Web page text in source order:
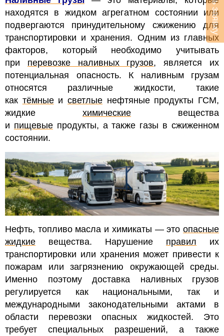
находятся в жидком агрегатном состоянии или
подвергаются принудительному сжижению для
транспортировки и хранения. Одним из главных
факторов, который необходимо учитывать
при перевозке наливных грузов, является их
потенциальная опасность. К наливным грузам
относятся различные жидкости, такие
как тёмныеисветлые нефтяные продукты ГСМ,
жидкие химические вещества
и пищевыепродукты, а также газы в сжиженном
состоянии.
Нефть, топливо масла и химикаты — этоопасные
жидкие вещества. Нарушение правил их
транспортировки или хранения может привести к
пожарам или загрязнению окружающей среды.
Именно поэтому доставка наливных грузов
регулируется как национальными, так и
международными законодательными актами в
области перевозки опасных жидкостей. Это
требует специальных разрешений, а также